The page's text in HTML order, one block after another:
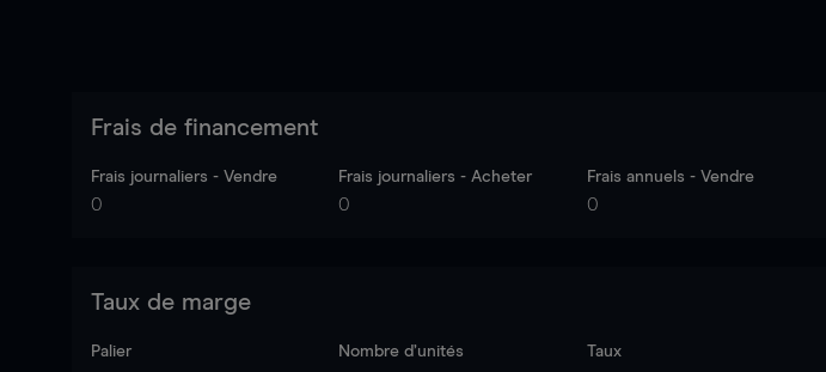
Frais de financement
Frais journaliers - Vendre
0
Frais journaliers - Acheter
0
Frais annuels - Vendre
0
Taux de marge
Palier Nombre d’unités Taux